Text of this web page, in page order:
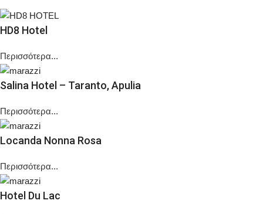
HD8 Hotel
Περισσότερα...
Salina Hotel – Taranto, Apulia
Περισσότερα...
Locanda Nonna Rosa
Περισσότερα...
Hotel Du Lac